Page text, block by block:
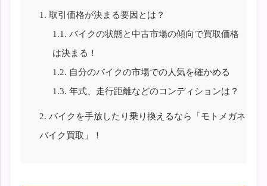
1. 取引価格が決まる要因とは？
1.1. バイクの状態と中古市場の傾向で買取価格
は決まる！
1.2. 自分のバイクの市場での人気を確かめる
1.3. 年式、走行距離などのコンディションは？
2. バイクを手放したり乗り換えるなら「モトメガネ
バイク買取」！